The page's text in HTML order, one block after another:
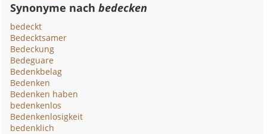
Synonyme nachbedecken
bedeckt
Bedecktsamer
Bedeckung
Bedeguare
Bedenkbelag
Bedenken
Bedenken haben
bedenkenlos
Bedenkenlosigkeit
bedenklich